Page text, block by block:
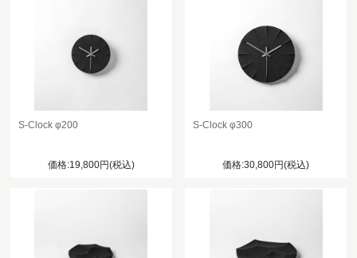
S-Clock φ200
価格:19,800円(税込)
S-Clock φ300
価格:30,800円(税込)